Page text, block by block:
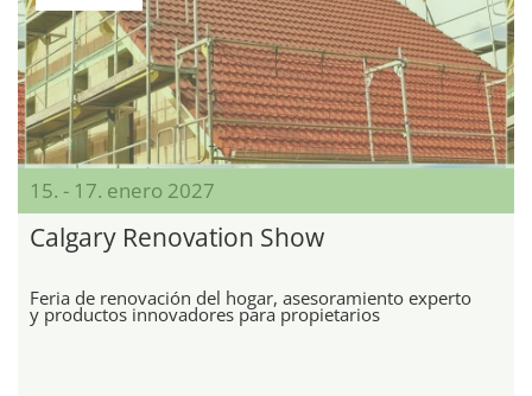
15. - 17. enero 2027
Calgary Renovation Show
Feria de renovación del hogar, asesoramiento experto
y productos innovadores para propietarios